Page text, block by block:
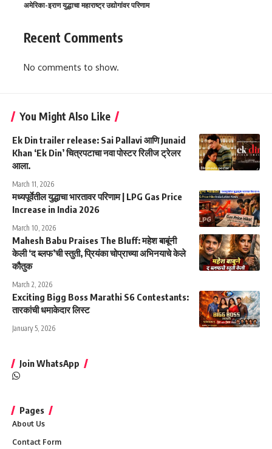
अमेरिका-इराण युद्धाचा महाराष्ट्र उद्योगांवर परिणाम
Recent Comments
No comments to show.
You Might Also Like
Ek Din trailer release: Sai Pallavi आणि Junaid
Khan ‘Ek Din’ चित्रपटाचा नवा पोस्टर रिलीज ट्रेलर
आला.
March 11, 2026
मध्यपूर्वेतील युद्धाचा भारतावर परिणाम | LPG Gas Price
Increase in India 2026
March 10, 2026
Mahesh Babu Praises The Bluff: महेश बाबूंनी
केली ‘द ब्लफ’ची स्तुती, प्रियंका चोप्राच्या अभिनयाचे केले
कौतुक
March 2, 2026
Exciting Bigg Boss Marathi S6 Contestants:
तारकांची धमाकेदार लिस्ट
January 5, 2026
Join WhatsApp
Pages
About Us
Contact Form